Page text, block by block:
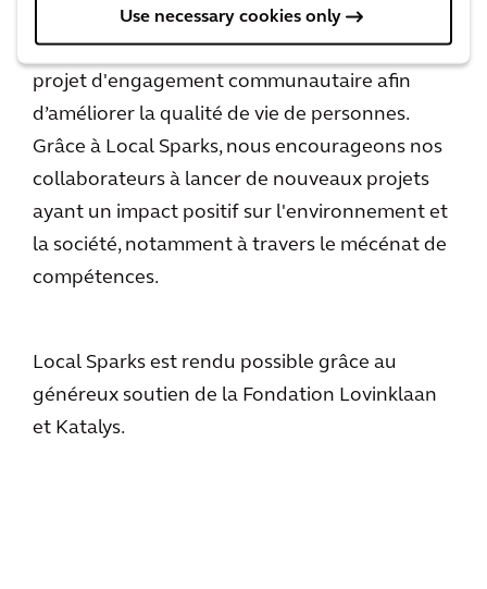
Use necessary cookies only
Arcadiennes à consacrer du temps et à
apporter leur expertise dans le cadre d’un
projet d'engagement communautaire afin
d’améliorer la qualité de vie de personnes.
Grâce à Local Sparks, nous encourageons nos
collaborateurs à lancer de nouveaux projets
ayant un impact positif sur l'environnement et
la société, notamment à travers le mécénat de
compétences.
Local Sparks est rendu possible grâce au
généreux soutien de la Fondation Lovinklaan
et Katalys.